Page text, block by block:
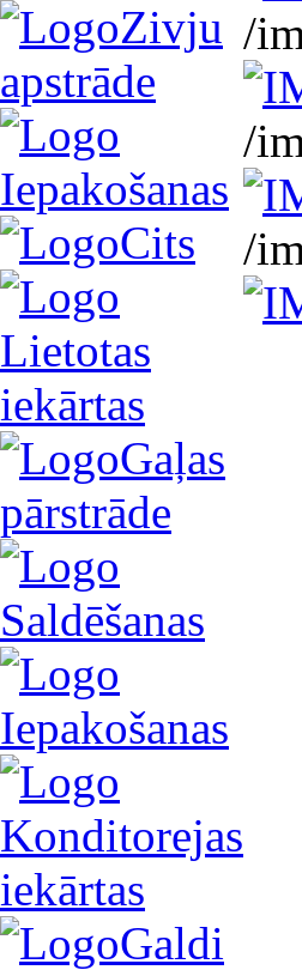
Zivju
apstrāde
Iepakošanas
Cits
Lietotas
iekārtas
Gaļas
pārstrāde
Saldēšanas
Iepakošanas
Konditorejas
iekārtas
Galdi
/
/
/